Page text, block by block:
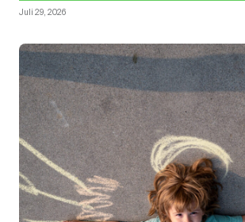
Juli 29, 2026